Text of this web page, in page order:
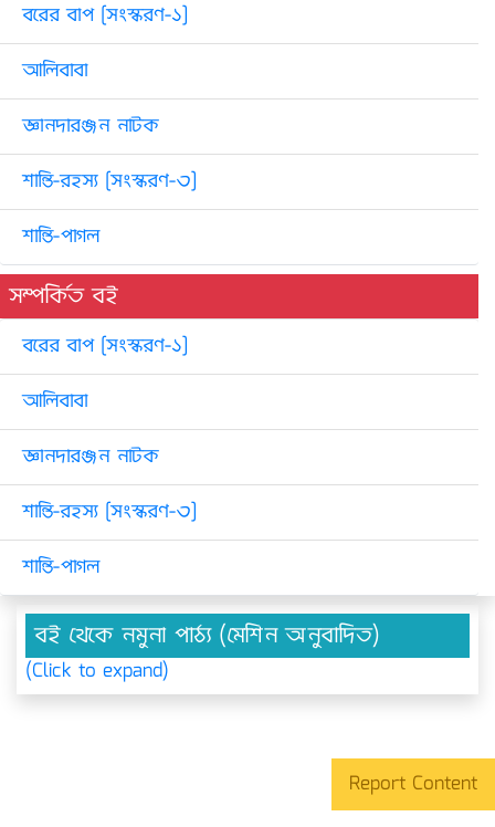
বরের বাপ [সংস্করণ-১]
আলিবাবা
জ্ঞানদারঞ্জন নাটক
শান্তি-রহস্য [সংস্করণ-৩]
শান্তি-পাগল
সম্পর্কিত বই
বরের বাপ [সংস্করণ-১]
আলিবাবা
জ্ঞানদারঞ্জন নাটক
শান্তি-রহস্য [সংস্করণ-৩]
শান্তি-পাগল
বই থেকে নমুনা পাঠ্য (মেশিন অনুবাদিত)
(Click to expand)
Report Content